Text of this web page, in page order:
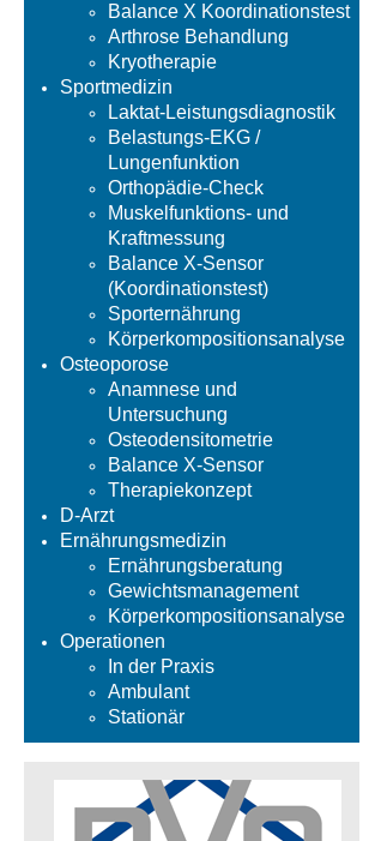
Balance X Koordinationstest
Arthrose Behandlung
Kryotherapie
Sportmedizin
Laktat-Leistungsdiagnostik
Belastungs-EKG /
Lungenfunktion
Orthopädie-Check
Muskelfunktions- und
Kraftmessung
Balance X-Sensor
(Koordinationstest)
Sporternährung
Körperkompositionsanalyse
Osteoporose
Anamnese und
Untersuchung
Osteodensitometrie
Balance X-Sensor
Therapiekonzept
D-Arzt
Ernährungsmedizin
Ernährungsberatung
Gewichtsmanagement
Körperkompositionsanalyse
Operationen
In der Praxis
Ambulant
Stationär